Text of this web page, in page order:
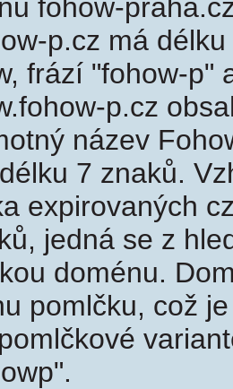
fohow-
p.cz má
frází "fohow-p"
p.cz
název
7 znaků.
expirovaných
jedná se z
doménu.
pomlčku, což